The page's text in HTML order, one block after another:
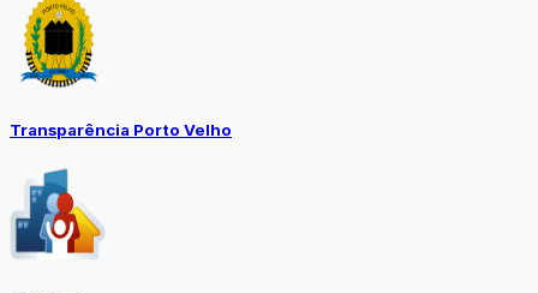
Transparência Porto Velho